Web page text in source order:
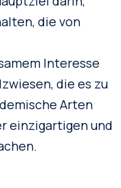
die von
Interesse
die es zu
Arten
einzigartigen und